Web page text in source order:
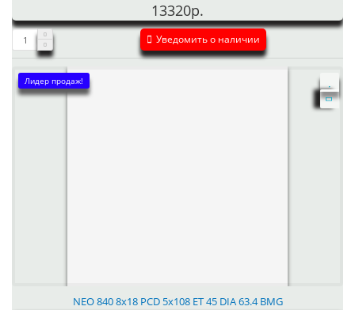
13320р.
Уведомить о наличии
Лидер продаж!
NEO 840 8x18 PCD 5x108 ET 45 DIA 63.4 BMG